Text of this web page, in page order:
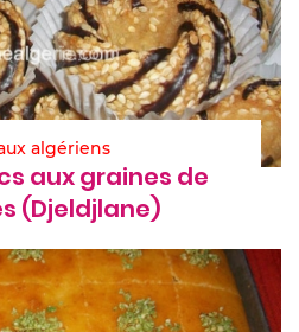
algériens
aux graines de
(Djeldjlane)